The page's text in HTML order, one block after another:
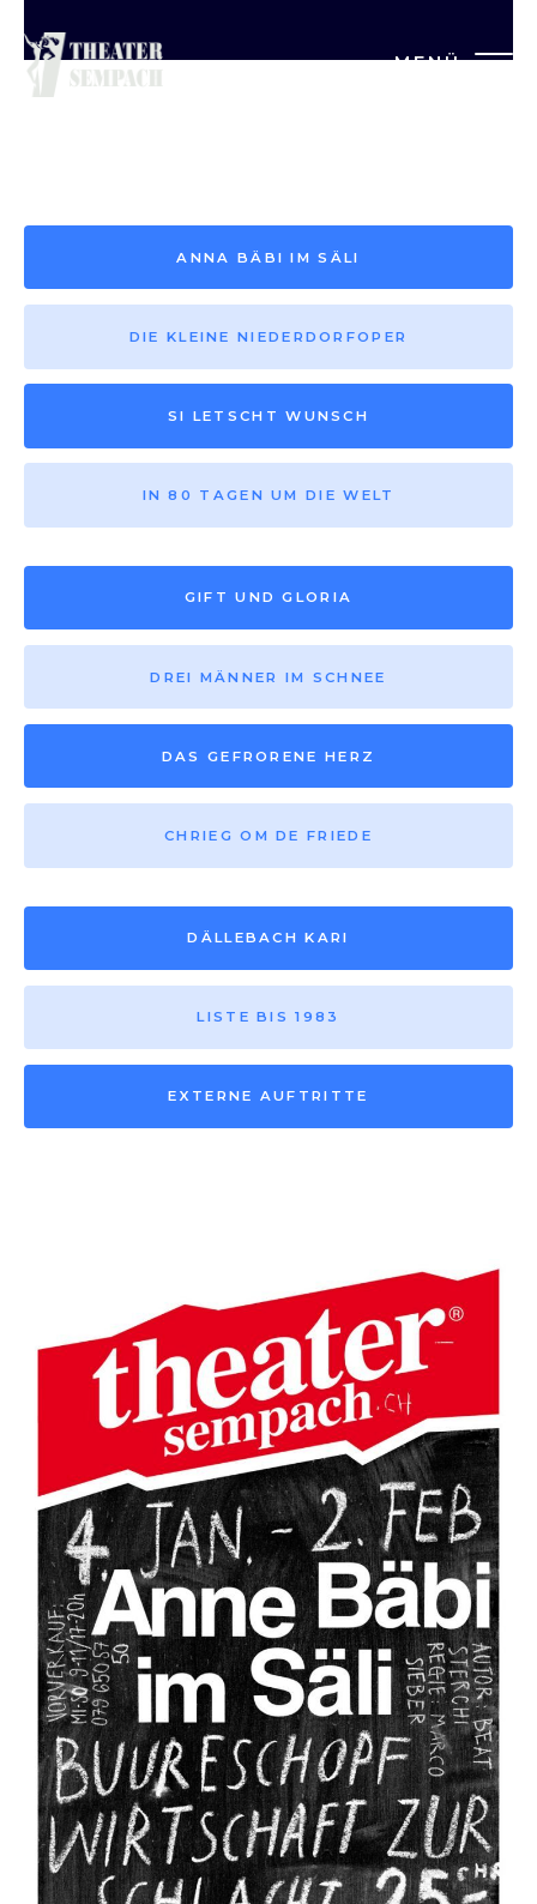
MENÜ
Saison vor 2013
ANNA BÄBI IM SÄLI
DIE KLEINE NIEDERDORFOPER
SI LETSCHT WUNSCH
IN 80 TAGEN UM DIE WELT
GIFT UND GLORIA
DREI MÄNNER IM SCHNEE
DAS GEFRORENE HERZ
CHRIEG OM DE FRIEDE
DÄLLEBACH KARI
LISTE BIS 1983
EXTERNE AUFTRITTE